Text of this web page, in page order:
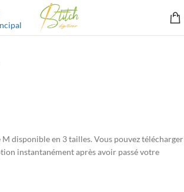
disponible en 3 tailles. Vous pouvez télécharger
instantanément après avoir passé votre